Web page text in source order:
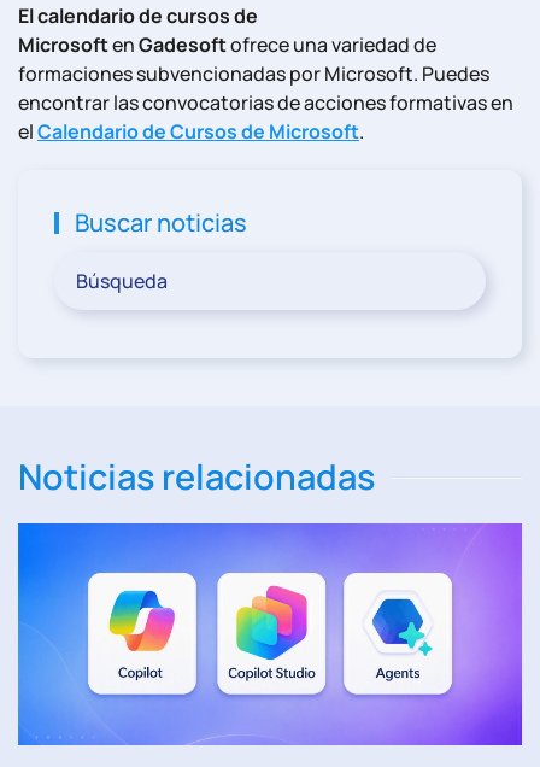
El calendario de cursos de
MicrosoftenGadesoftofrece una variedad de
formaciones subvencionadas por Microsoft. Puedes
encontrar las convocatorias de acciones formativas en
elCalendario de Cursos de Microsoft.
Buscar noticias
Noticias relacionadas